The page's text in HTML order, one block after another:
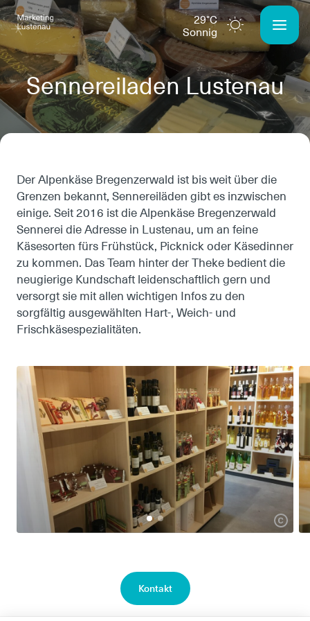
29°C
sonnig
Sennereiladen Lustenau
Der Alpenkäse Bregenzerwald ist bis weit über die
Grenzen bekannt, Sennereiläden gibt es inzwischen
einige. Seit 2016 ist die Alpenkäse Bregenzerwald
Sennerei die Adresse in Lustenau, um an feine
Käsesorten fürs Frühstück, Picknick oder Käsedinner
zu kommen. Das Team hinter der Theke bedient die
neugierige Kundschaft leidenschaftlich gern und
versorgt sie mit allen wichtigen Infos zu den
sorgfältig ausgewählten Hart-, Weich- und
Frischkäsespezialitäten.
Kontakt